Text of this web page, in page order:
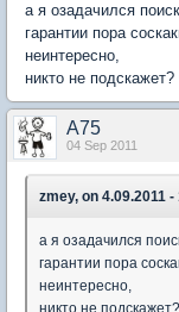
а я озадачился
гарантии пора
неинтересно,
никто не
A75
04 Sep 2011
zmey, on 4.09.2011 -
а я озадачился
гарантии пора
неинтересно,
никто не